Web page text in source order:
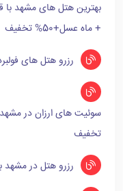
بهترین هتل های مشهد
+ ماه عسل+50% تخفیف
رزرو هتل های فولبرد
تخفیف
رزرو هتل در مشهد با